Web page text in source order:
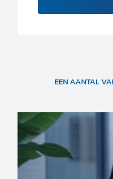
EEN AANTAL